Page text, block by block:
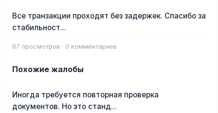
Все транзакции проходят без задержек. Спасибо за
стабильност...
87 просмотров · 0 комментариев
Похожие жалобы
Иногда требуется повторная проверка
документов. Но это станд...